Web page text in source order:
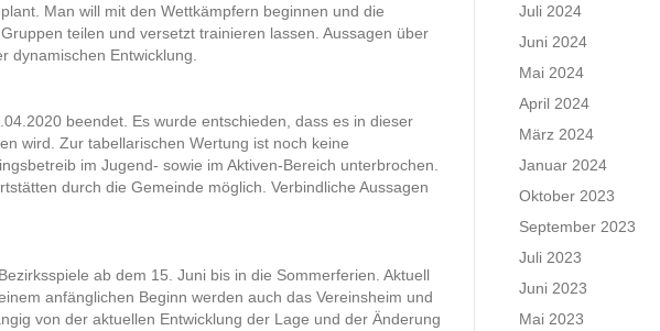
Man will mit den Wettkämpfern beginnen und die
teilen und versetzt trainieren lassen. Aussagen über
dynamischen Entwicklung.
beendet. Es wurde entschieden, dass es in dieser
wird. Zur tabellarischen Wertung ist noch keine
im Jugend- sowie im Aktiven-Bereich unterbrochen.
durch die Gemeinde möglich. Verbindliche Aussagen
ab dem 15. Juni bis in die Sommerferien. Aktuell
anfänglichen Beginn werden auch das Vereinsheim und
von der aktuellen Entwicklung der Lage und der Änderung
Juli 2024
Juni 2024
Mai 2024
April 2024
März 2024
Januar 2024
Oktober 2023
September 2023
Juli 2023
Juni 2023
Mai 2023